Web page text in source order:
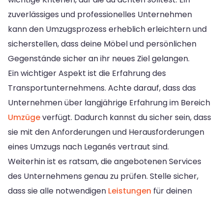
zuverlässiges und professionelles Unternehmen
kann den Umzugsprozess erheblich erleichtern und
sicherstellen, dass deine Möbel und persönlichen
Gegenstände sicher an ihr neues Ziel gelangen.
Ein wichtiger Aspekt ist die Erfahrung des
Transportunternehmens. Achte darauf, dass das
Unternehmen über langjährige Erfahrung im Bereich
Umzügeverfügt. Dadurch kannst du sicher sein, dass
sie mit den Anforderungen und Herausforderungen
eines Umzugs nach Leganés vertraut sind.
Weiterhin ist es ratsam, die angebotenen Services
des Unternehmens genau zu prüfen. Stelle sicher,
dass sie alle notwendigen Leistungen für deinen